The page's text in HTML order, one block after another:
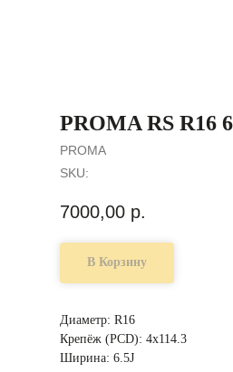
PROMA RS R16
PROMA
SKU:
7000,00 р.
В Корзину
Диаметр: R16
Крепёж (PCD): 4x114.3
Ширина: 6.5J